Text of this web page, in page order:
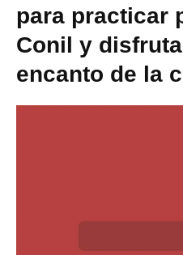
para practicar
Conil y
encanto de la